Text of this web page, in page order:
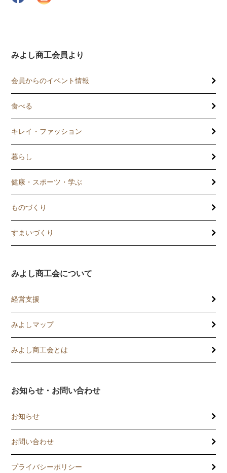
みよし商工会員より
会員からのイベント情報
食べる
キレイ・ファッション
暮らし
健康・スポーツ・学ぶ
ものづくり
すまいづくり
みよし商工会について
経営支援
講習会
記帳相談指導
みよしマップ
みよし商工会とは
お知らせ・お問い合わせ
お知らせ
お問い合わせ
プライバシーポリシー